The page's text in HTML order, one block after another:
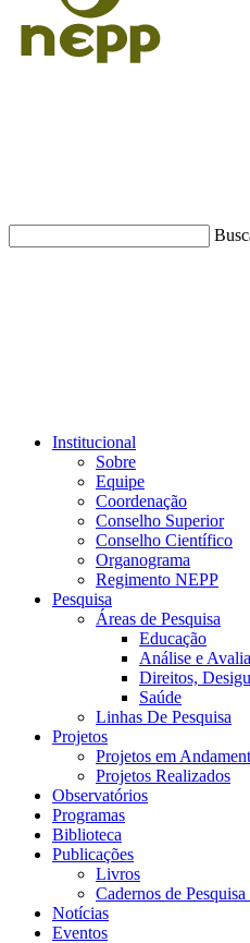
Institucional
Sobre
Equipe
Coordenação
Conselho Superior
Conselho Científico
Organograma
Regimento NEPP
Pesquisa
Áreas de Pesquisa
Educação
Análise e
Direitos,
Saúde
Linhas De Pesquisa
Projetos
Projetos em
Projetos Realizados
Observatórios
Programas
Biblioteca
Publicações
Livros
Cadernos de
Notícias
Eventos